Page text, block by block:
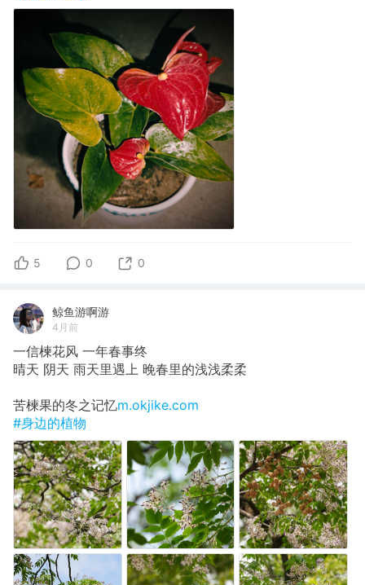
5 0 0
鲸鱼游啊游
4月前
一信楝花风 一年春事终
晴天 阴天 雨天里遇上 晚春里的浅浅柔柔
苦楝果的冬之记忆m.okjike.com
#身边的植物